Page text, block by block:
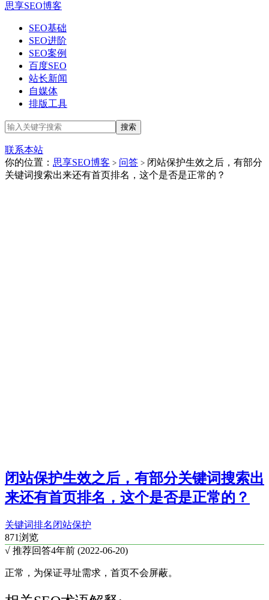
思享SEO博客
SEO基础
SEO进阶
SEO案例
百度SEO
站长新闻
自媒体
排版工具
联系本站
你的位置： 思享SEO博客 > 问答 > 闭站保护生效之后，有部分
关键词搜索出来还有首页排名，这个是否是正常的？
闭站保护生效之后，有部分关键词搜索出
来还有首页排名，这个是否是正常的？
关键词排名闭站保护
871浏览
√ 推荐回答4年前 (2022-06-20)
正常，为保证寻址需求，首页不会屏蔽。